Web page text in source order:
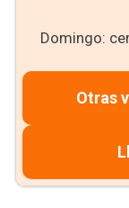
Domingo:
Otras